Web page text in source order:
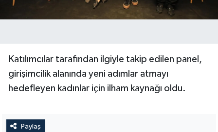
Katılımcılar tarafından ilgiyle takip edilen panel,
girişimcilik alanında yeni adımlar atmayı
hedefleyen kadınlar için ilham kaynağı oldu.
Paylaş